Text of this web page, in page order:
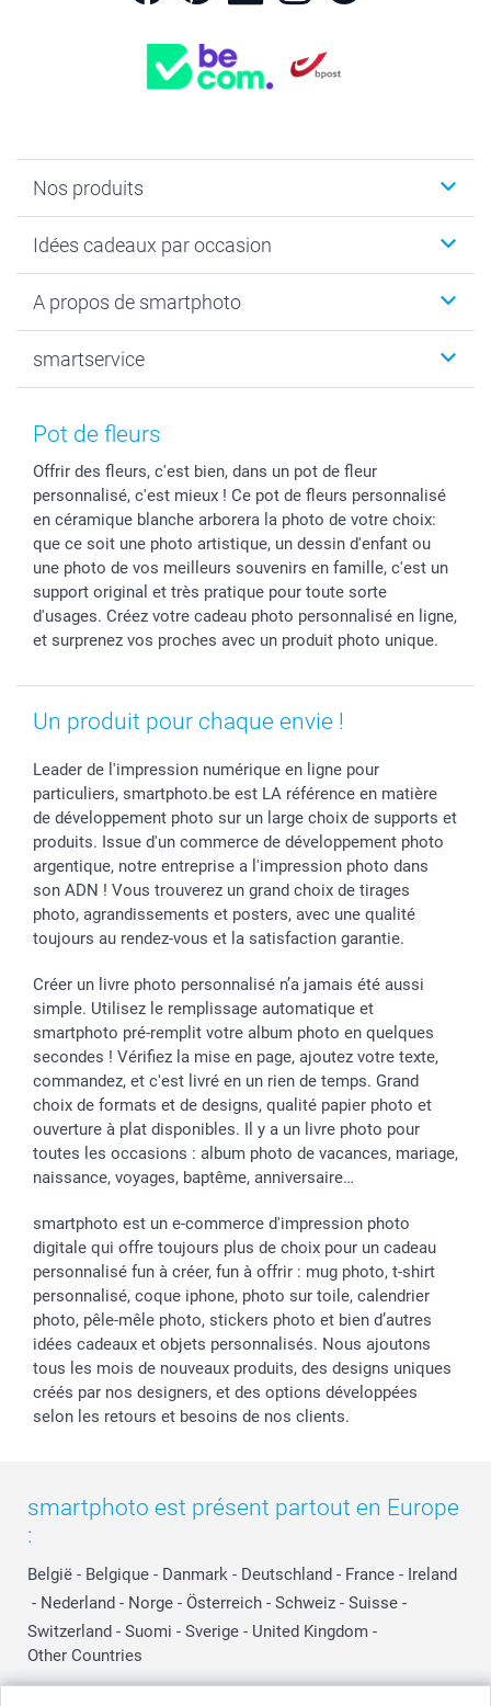
Nos produits
Cadeaux photo
Tirage photo & agrandissement
MyNameBook
Stickers & Etiquettes
Calendrier photos & Agendas photo
Dénicheur d'idées cadeau
Idées cadeaux par occasion
Anniversaire
Fin d'études
Naissance & baptême
Toussaint
Rentrée des classes
Communion
Saint-Valentin
Vacances
A propos de smartphoto
Durabilité
Conditions
Plaintes
Conditions générales
Vie privée
Gestion des cookies
Tarifs
Investisseurs
Droit de rétractation
smartservice
smartgarantie
smartfriends
Modes de paiement
Modes de livraison
Grandes Quantités
Statut de ma commande
Pot de fleurs
Offrir des fleurs, c'est bien, dans un pot de fleur
personnalisé, c'est mieux ! Ce pot de fleurs personnalisé
en céramique blanche arborera la photo de votre choix:
que ce soit une photo artistique, un dessin d'enfant ou
une photo de vos meilleurs souvenirs en famille, c'est un
support original et très pratique pour toute sorte
d'usages. Créez votre cadeau photo personnalisé en ligne,
et surprenez vos proches avec un produit photo unique.
Un produit pour chaque envie !
Leader de l'impression numérique en ligne pour
particuliers, smartphoto.be est LA référence en matière
de développement photo sur un large choix de supports et
produits. Issue d'un commerce de développement photo
argentique, notre entreprise a l'impression photo dans
son ADN ! Vous trouverez un grand choix de tirages
photo, agrandissements et posters, avec une qualité
toujours au rendez-vous et la satisfaction garantie.
Créer un livre photo personnalisé n’a jamais été aussi
simple. Utilisez le remplissage automatique et
smartphoto pré-remplit votre album photo en quelques
secondes ! Vérifiez la mise en page, ajoutez votre texte,
commandez, et c'est livré en un rien de temps. Grand
choix de formats et de designs, qualité papier photo et
ouverture à plat disponibles. Il y a un livre photo pour
toutes les occasions : album photo de vacances, mariage,
naissance, voyages, baptême, anniversaire…
smartphoto est un e-commerce d'impression photo
digitale qui offre toujours plus de choix pour un cadeau
personnalisé fun à créer, fun à offrir : mug photo, t-shirt
personnalisé, coque iphone, photo sur toile, calendrier
photo, pêle-mêle photo, stickers photo et bien d’autres
idées cadeaux et objets personnalisés. Nous ajoutons
tous les mois de nouveaux produits, des designs uniques
créés par nos designers, et des options développées
selon les retours et besoins de nos clients.
smartphoto est présent partout en Europe
:
België - Belgique - Danmark - Deutschland - France - Ireland
- Nederland - Norge - Österreich - Schweiz - Suisse -
Switzerland - Suomi - Sverige - United Kingdom -
Other Countries